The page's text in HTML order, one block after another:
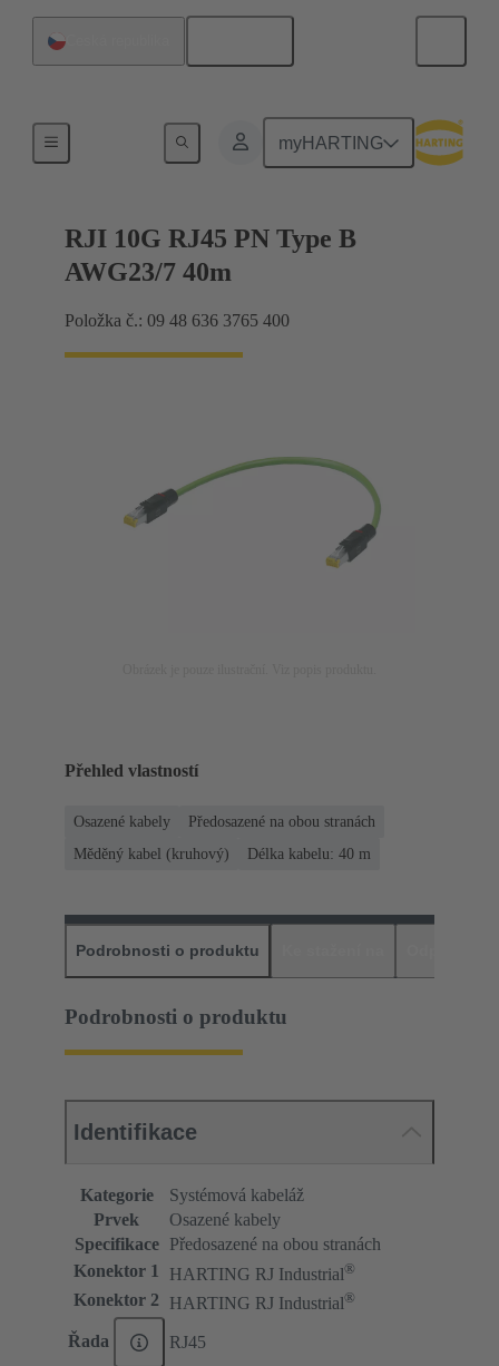
myHARTING
Industrial Ethernet
RJI 10G RJ45 PN Type B
AWG23/7 40m
Položka č.: 09 48 636 3765 400
Přehled vlastností
Osazené kabely
Předosazené na obou stranách
Měděný kabel (kruhový)
Délka kabelu: 40 m
Podrobnosti o produktu
Podrobnosti o produktu
Identifikace
Kategorie
Systémová kabeláž
Prvek
Osazené kabely
Specifikace
Předosazené na obou stranách
Konektor 1
HARTING RJ Industrial®
Konektor 2 HARTING RJ Industrial®
Řada RJ45